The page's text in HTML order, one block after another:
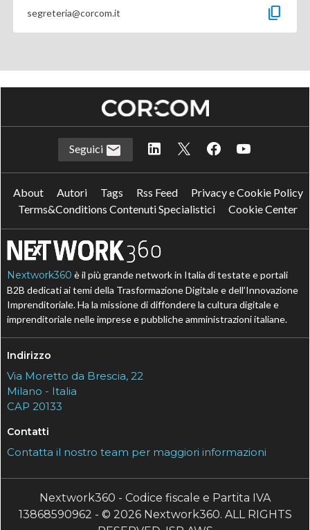
segreteria@corcom.it content_copy
Seguici
About Autori Tags Rss Feed
Privacy e Cookie Policy
Terms&Conditions Contenuti Specialistici
Cookie Center
Nextwork360 è il più grande network in Italia di testate e portali
B2B dedicati ai temi della Trasformazione Digitale e dell’Innovazione
Imprenditoriale. Ha la missione di diffondere la cultura digitale e
imprenditoriale nelle imprese e pubbliche amministrazioni italiane.
Indirizzo
Via Moretto da Brescia, 22
Milano - Italia
CAP 20133
Contatti
Contatta il nostro team per maggiori informazioni
Nextwork360 - Codice fiscale e Partita IVA
13868590962 - © 2026 Nextwork360. ALL RIGHTS